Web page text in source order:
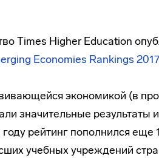
Times Higher Education
Economies Rankings 2017
экономикой (в
значительные результаты
рейтинг пополнился
учебных учреждений